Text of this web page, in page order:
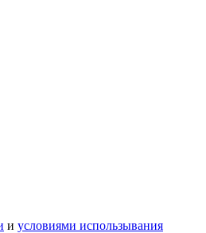
и условиями использывания